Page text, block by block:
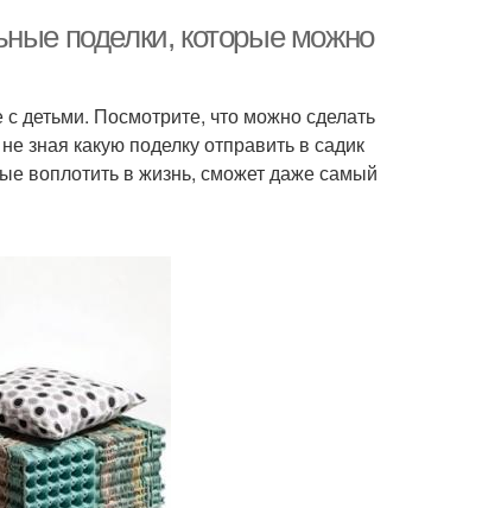
поделки, которые можно
детьми. Посмотрите, что можно сделать
зная какую поделку отправить в садик
воплотить в жизнь, сможет даже самый